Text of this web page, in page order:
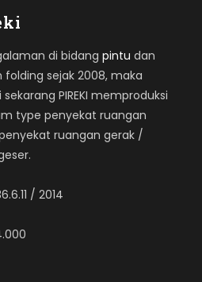
di bidangpintu dan
folding sejak 2008, maka
PIREKI memproduksi
type penyekat ruangan
ruangan gerak /
/ 2014